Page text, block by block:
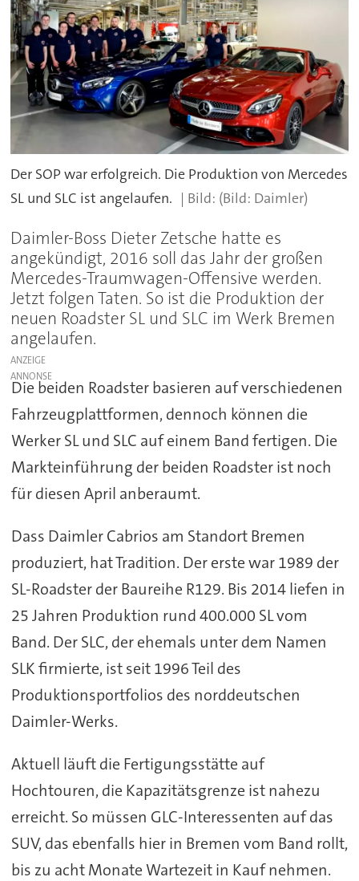
Der SOP war erfolgreich. Die Produktion von Mercedes
SL und SLC ist angelaufen.
(Bild: Daimler)
Daimler-Boss Dieter Zetsche hatte es
angekündigt, 2016 soll das Jahr der großen
Mercedes-Traumwagen-Offensive werden.
Jetzt folgen Taten. So ist die Produktion der
neuen Roadster SL und SLC im Werk Bremen
angelaufen.
ANZEIGE
Die beiden Roadster basieren auf verschiedenen
Fahrzeugplattformen, dennoch können die
Werker SL und SLC auf einem Band fertigen. Die
Markteinführung der beiden Roadster ist noch
für diesen April anberaumt.
Dass Daimler Cabrios am Standort Bremen
produziert, hat Tradition. Der erste war 1989 der
SL-Roadster der Baureihe R129. Bis 2014 liefen in
25 Jahren Produktion rund 400.000 SL vom
Band. Der SLC, der ehemals unter dem Namen
SLK firmierte, ist seit 1996 Teil des
Produktionsportfolios des norddeutschen
Daimler-Werks.
Aktuell läuft die Fertigungsstätte auf
Hochtouren, die Kapazitätsgrenze ist nahezu
erreicht. So müssen GLC-Interessenten auf das
SUV, das ebenfalls hier in Bremen vom Band rollt,
bis zu acht Monate Wartezeit in Kauf nehmen.